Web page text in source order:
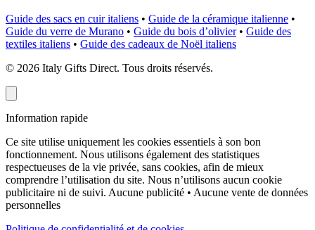
Guide des sacs en cuir italiens • Guide de la céramique italienne •
Guide du verre de Murano • Guide du bois d’olivier • Guide des
textiles italiens • Guide des cadeaux de Noël italiens
© 2026 Italy Gifts Direct. Tous droits réservés.
Information rapide
Ce site utilise uniquement les cookies essentiels à son bon
fonctionnement. Nous utilisons également des statistiques
respectueuses de la vie privée, sans cookies, afin de mieux
comprendre l’utilisation du site. Nous n’utilisons aucun cookie
publicitaire ni de suivi. Aucune publicité • Aucune vente de données
personnelles